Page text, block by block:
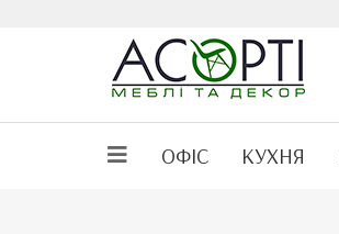
ОФІС КУХНЯ